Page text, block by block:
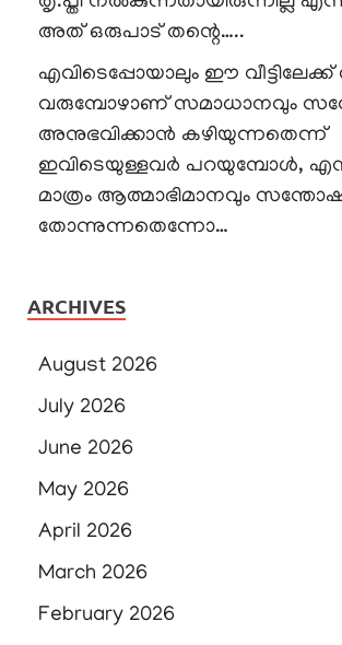
അത് ഒരുപാട് തന്റെ…..
എവിടെപ്പോയാലും ഈ വീട്ടിലേക്ക്
വരുമ്പോഴാണ് സമാധാനവും
അനുഭവിക്കാൻ കഴിയുന്നതെന്ന്
ഇവിടെയുള്ളവർ പറയുമ്പോൾ,
മാത്രം ആത്മാഭിമാനവും
തോന്നുന്നതെന്നോ…
ARCHIVES
August 2026
July 2026
June 2026
May 2026
April 2026
March 2026
February 2026